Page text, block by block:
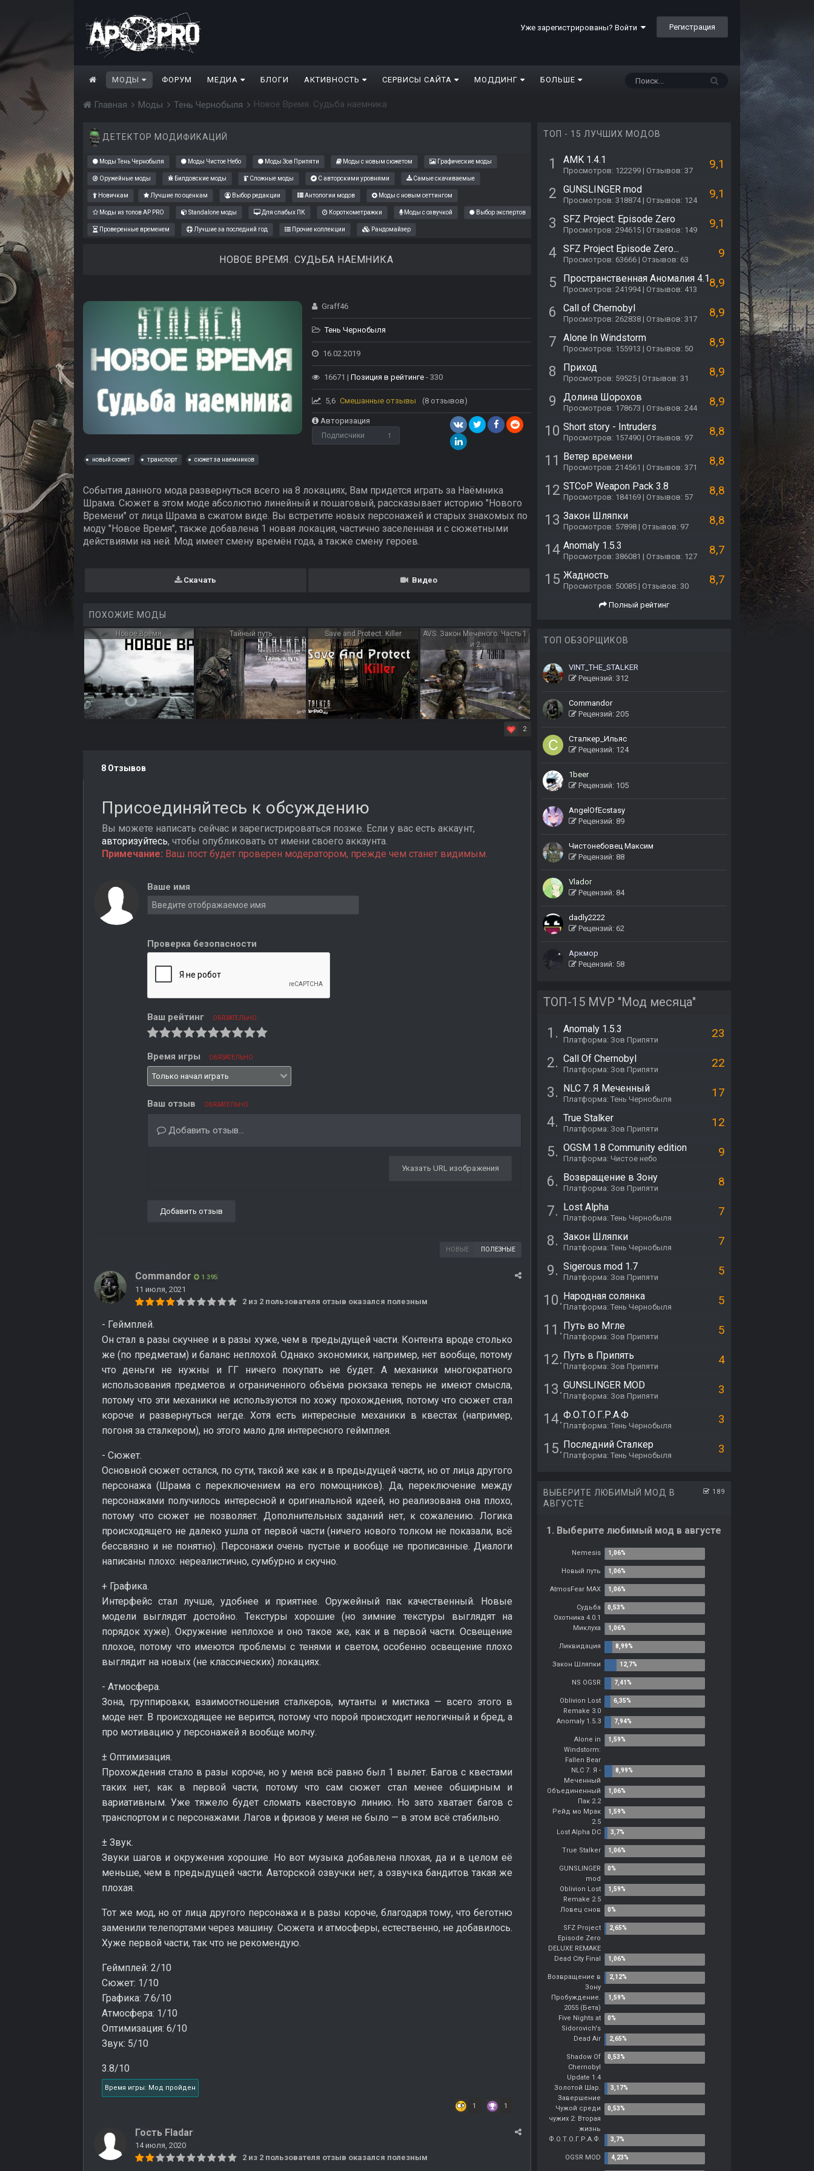
Уже зарегистрированы? Войти Регистрация
МОДЫ ФОРУМ МЕДИА БЛОГИ АКТИВНОСТЬ СЕРВИСЫ САЙТА МОДДИНГ БОЛЬШЕ
Главная Моды Тень Чернобыля Новое Время. Судьба наемника
ДЕТЕКТОР МОДИФИКАЦИЙ
Моды Тень Чернобыля Моды Чистое Небо Моды Зов Припяти Моды с новым сюжетом Графические моды
Оружейные моды Билдовские моды Сложные моды С авторскими уровнями Самые скачиваемые
Новичкам Лучшие по оценкам Выбор редакции Антологии модов Моды с новым сеттингом
Моды из топов AP PRO Standalone моды Для слабых ПК Короткометражки Моды с озвучкой Выбор экспертов
Проверенные временем Лучшие за последний год Прочие коллекции Рандомайзер
НОВОЕ ВРЕМЯ. СУДЬБА НАЕМНИКА
Graff46
Тень Чернобыля
16.02.2019
16671 | Позиция в рейтинге- 330
5,6 Смешанные отзывы (8 отзывов)
Авторизация
Подписчики 1
новый сюжет транспорт сюжет за наемников
События данного мода развернуться всего на 8 локациях, Вам придется играть за Наёмника
Шрама. Сюжет в этом моде абсолютно линейный и пошаговый, рассказывает историю "Нового
Времени" от лица Шрама в сжатом виде. Вы встретите новых персонажей и старых знакомых по
моду "Новое Время", также добавлена 1 новая локация, частично заселенная и с сюжетными
действиями на ней. Мод имеет смену времён года, а также смену героев.
Скачать Видео
ПОХОЖИЕ МОДЫ
Новое Время Тайный путь Save and Protect: Killer
AVS: Закон Меченого. Часть 1
и 2
2
8 Отзывов
Присоединяйтесь к обсуждению
Вы можете написать сейчас и зарегистрироваться позже. Если у вас есть аккаунт,
авторизуйтесь, чтобы опубликовать от имени своего аккаунта.
Примечание: Ваш пост будет проверен модератором, прежде чем станет видимым.
Ваше имя
Проверка безопасности
Ваш рейтинг ОБЯЗАТЕЛЬНО
Время игры ОБЯЗАТЕЛЬНО
Ваш отзыв ОБЯЗАТЕЛЬНО
Добавить отзыв...
Указать URL изображения
Добавить отзыв
ПОЛЕЗНЫЕ
НОВЫЕ
Commandor 1 395
11 июля, 2021
2 из 2 пользователя отзыв оказался полезным
- Геймплей.
Он стал в разы скучнее и в разы хуже, чем в предыдущей части. Контента вроде столько
же (по предметам) и баланс неплохой. Однако экономики, например, нет вообще, потому
что деньги не нужны и ГГ ничего покупать не будет. А механики многократного
использования предметов и ограниченного объёма рюкзака теперь не имеют смысла,
потому что эти механики не используются по хожу прохождения, потому что сюжет стал
короче и развернуться негде. Хотя есть интересные механики в квестах (например,
погоня за сталкером), но этого мало для интересного геймплея.
- Сюжет.
Основной сюжет остался, по сути, такой же как и в предыдущей части, но от лица другого
персонажа (Шрама с переключением на его помощников). Да, переключение между
персонажами получилось интересной и оригинальной идеей, но реализована она плохо,
потому что сюжет не позволяет. Дополнительных заданий нет, к сожалению. Логика
происходящего не далеко ушла от первой части (ничего нового толком не показали, всё
бессвязно и не понятно). Персонажи очень пустые и вообще не прописанные. Диалоги
написаны плохо: нереалистично, сумбурно и скучно.
+ Графика.
Интерфейс стал лучше, удобнее и приятнее. Оружейный пак качественный. Новые
модели выглядят достойно. Текстуры хорошие (но зимние текстуры выглядят на
порядок хуже). Окружение неплохое и оно такое же, как и в первой части. Освещение
плохое, потому что имеются проблемы с тенями и светом, особенно освещение плохо
выглядит на новых (не классических) локациях.
- Атмосфера.
Зона, группировки, взаимоотношения сталкеров, мутанты и мистика — всего этого в
моде нет. В происходящее не верится, потому что порой происходит нелогичный и бред, а
про мотивацию у персонажей я вообще молчу.
± Оптимизация.
Прохождения стало в разы короче, но у меня всё равно был 1 вылет. Багов с квестами
таких нет, как в первой части, потому что сам сюжет стал менее обширным и
вариативным. Уже тяжело будет сломать квестовую линию. Но зато хватает багов с
транспортом и с персонажами. Лагов и фризов у меня не было — в этом всё стабильно.
± Звук.
Звуки шагов и окружения хорошие. Но вот музыка добавлена плохая, да и в целом её
меньше, чем в предыдущей части. Авторской озвучки нет, а озвучка бандитов такая же
плохая.
Тот же мод, но от лица другого персонажа и в разы короче, благодаря тому, что беготню
заменили телепортами через машину. Сюжета и атмосферы, естественно, не добавилось.
Хуже первой части, так что не рекомендую.
Геймплей: 2/10
Сюжет: 1/10
Графика: 7.6/10
Атмосфера: 1/10
Оптимизация: 6/10
Звук: 5/10
3.8/10
Время игры: Мод пройден
1 1
Гость Fladar
14 июля, 2020
2 из 2 пользователя отзыв оказался полезным
ТОП - 15 ЛУЧШИХ МОДОВ
1 AMK 1.4.1
Просмотров: 122299 | Отзывов: 37 9,1
2 GUNSLINGER mod
Просмотров: 318874 | Отзывов: 124 9,1
3 SFZ Project: Episode Zero
Просмотров: 294615 | Отзывов: 149 9,1
4 SFZ Project Episode Zero...
Просмотров: 63666 | Отзывов: 63 9
5 Пространственная Аномалия 4.1
Просмотров: 241994 | Отзывов: 413 8,9
6 Call of Chernobyl
Просмотров: 262838 | Отзывов: 317 8,9
7 Alone In Windstorm
Просмотров: 155913 | Отзывов: 50 8,9
8 Приход
Просмотров: 59525 | Отзывов: 31 8,9
9 Долина Шорохов
Просмотров: 178673 | Отзывов: 244 8,9
10 Short story - Intruders
Просмотров: 157490 | Отзывов: 97 8,8
11 Ветер времени
Просмотров: 214561 | Отзывов: 371 8,8
12 STCoP Weapon Pack 3.8
Просмотров: 184169 | Отзывов: 57 8,8
13 Закон Шляпки
Просмотров: 57898 | Отзывов: 97 8,8
14 Anomaly 1.5.3
Просмотров: 386081 | Отзывов: 127 8,7
15 Жадность
Просмотров: 50085 | Отзывов: 30 8,7
Полный рейтинг
ТОП ОБЗОРЩИКОВ
VINT_THE_STALKER
Рецензий: 312
Commandor
Рецензий: 205
Сталкер_Ильяс
Рецензий: 124
1beer
Рецензий: 105
AngelOfEcstasy
Рецензий: 89
Чистонебовец Максим
Рецензий: 88
Vlador
Рецензий: 84
dadly2222
Рецензий: 62
Аркмор
Рецензий: 58
ТОП-15 MVP "Мод месяца"
1. Anomaly 1.5.3
Платформа: Зов Припяти 23
2. Call Of Chernobyl
Платформа: Зов Припяти 22
3. NLC 7. Я Меченный
Платформа: Тень Чернобыля 17
4. True Stalker
Платформа: Зов Припяти 12
5. OGSM 1.8 Community edition
Платформа: Чистое небо 9
6. Возвращение в Зону
Платформа: Зов Припяти 8
7. Lost Alpha
Платформа: Тень Чернобыля 7
8. Закон Шляпки
Платформа: Тень Чернобыля 7
9. Sigerous mod 1.7
Платформа: Зов Припяти 5
10. Народная солянка
Платформа: Тень Чернобыля 5
11. Путь во Мгле
Платформа: Зов Припяти 5
12. Путь в Припять
Платформа: Зов Припяти 4
13.GUNSLINGER MOD
Платформа: Зов Припяти 3
14.Ф.О.Т.О.Г.Р.А.Ф
Платформа: Тень Чернобыля 3
15. Последний Сталкер
Платформа: Тень Чернобыля 3
189
ВЫБЕРИТЕ ЛЮБИМЫЙ МОД В
АВГУСТЕ
1. Выберите любимый мод в августе
Nemesis
Новый путь
AtmosFear MAX
Судьба
Охотника 4.0.1
Миклуха
Ликвидация
Закон Шляпки
NS OGSR
Oblivion Lost
Remake 3.0
Anomaly 1.5.3
Alone in
Windstorm:
Fallen Bear
NLC 7. Я -
Меченный
Объединенный
Пак 2.2
Рейд мо Мрак
2.5
Lost Alpha DC
True Stalker
GUNSLINGER
mod
Oblivion Lost
Remake 2.5
Ловец снов
SFZ Project
Episode Zero
DELUXE REMAKE
Dead City Final
Возвращение в
Зону
Пробуждение.
2055 (Бета)
Five Nights at
Sidorovich's
Dead Air
Shadow Of
Chernobyl
Update 1.4
Золотой Шар.
Завершение
Чужой среди
чужих 2: Вторая
жизнь
Ф.О.Т.О.Г.Р.А.Ф.
OGSR MOD